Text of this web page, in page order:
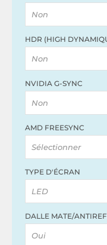
Non
HDR (HIGH
Non
NVIDIA G-SYNC
Non
AMD FREESYNC
Sélectionner
TYPE D'ÉCRAN
LED
DALLE MATE/
Oui